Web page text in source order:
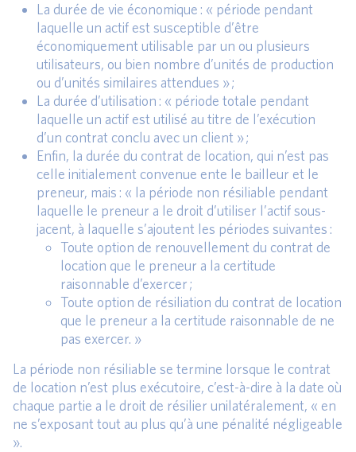
La durée de vie économique : « période pendant
laquelle un actif est susceptible d’être
économiquement utilisable par un ou plusieurs
utilisateurs, ou bien nombre d’unités de production
ou d’unités similaires attendues » ;
La durée d’utilisation : « période totale pendant
laquelle un actif est utilisé au titre de l’exécution
d’un contrat conclu avec un client » ;
Enfin, la durée du contrat de location, qui n’est pas
celle initialement convenue ente le bailleur et le
preneur, mais : « la période non résiliable pendant
laquelle le preneur a le droit d’utiliser l’actif sous-
jacent, à laquelle s’ajoutent les périodes suivantes :
Toute option de renouvellement du contrat de
location que le preneur a la certitude
raisonnable d’exercer ;
Toute option de résiliation du contrat de location
que le preneur a la certitude raisonnable de ne
pas exercer. »
La période non résiliable se termine lorsque le contrat
de location n’est plus exécutoire, c’est-à-dire à la date où
chaque partie a le droit de résilier unilatéralement, « en
ne s’exposant tout au plus qu’à une pénalité négligeable
».